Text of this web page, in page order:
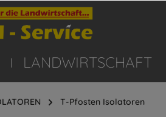
LANDWIRTSCHAFT
T-Pfosten Isolatoren